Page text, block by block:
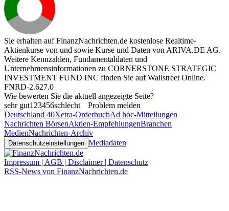
Sie erhalten auf FinanzNachrichten.de kostenlose Realtime-
Aktienkurse von und sowie Kurse und Daten von ARIVA.DE AG.
Weitere Kennzahlen, Fundamentaldaten und
Unternehmensinformationen zu CORNERSTONE STRATEGIC
INVESTMENT FUND INC finden Sie aufWallstreet Online.
FNRD-2.627.0
Wie bewerten Sie die aktuell angezeigte Seite?
sehr gut1 23456schlecht
Problem melden
Deutschland 40Xetra-OrderbuchAd hoc-Mitteilungen
Nachrichten BörsenAktien-EmpfehlungenBranchen
MedienNachrichten-Archiv
Datenschutzeinstellungen Mediadaten
Impressum | AGB | Disclaimer | Datenschutz
RSS-News von FinanzNachrichten.de